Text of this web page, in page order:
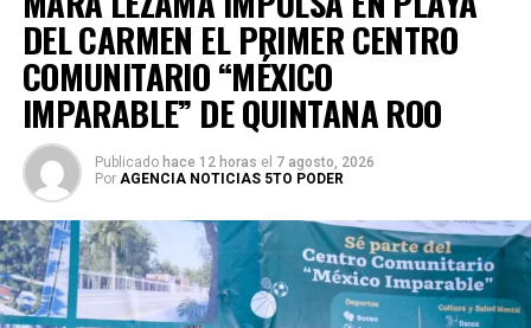
DEL CARMEN EL PRIMER CENTRO
COMUNITARIO “MÉXICO
IMPARABLE” DE QUINTANA ROO
Publicado hace 12 horas el 7 agosto, 2026
Por AGENCIA NOTICIAS 5TO PODER